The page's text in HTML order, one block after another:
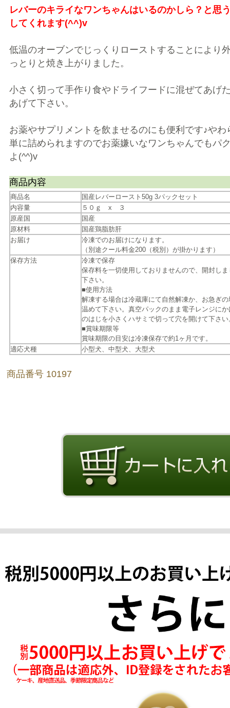
レバーのキライなワンちゃんはいるのかしら？と思
してくれます(^^)v
低温のオーブンでじっくりローストすることにより
っとりと焼き上がりました。
小さく切って手作り食やドライフードに混ぜてあげ
あげて下さい。
お薬やサプリメントを飲ませるのにも便利です♪や
単に詰められますのでお薬嫌いなワンちゃんでもパ
よ(^^)v
商品内容
商品名
国産レバーロースト50g 3パックセット
内容量
５０ｇ x ３
原産国
国産
原材料
国産鶏脂肪肝
お届け
冷凍でのお届けになります。
（別途クール料金200（税別）が掛かります）
保存方法
冷凍で保存
保存料を一切使用しておりませんので、開封し
下さい。
■使用方法
解凍する場合は冷蔵庫にて自然解凍か、お急ぎ
温めて下さい。真空パックのまま電子レンジに
のはじを小さくハサミで切って穴を開けて下さい
■賞味期限等
賞味期限の目安は冷凍保存で約1ヶ月です。
適応犬種
小型犬、中型犬、大型犬
商品番号 10197